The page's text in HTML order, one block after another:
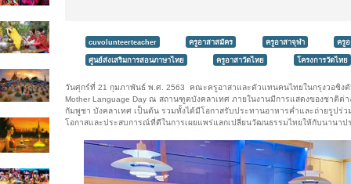
cuvolunteerteacher ครูอาสาสมัคร ครูอาสาจุฬา ครู
ศูนย์ส่งเสริมการสอนภาษาไทย ครูอาสาวัดไทย โครงการวัดไทย
วันศุกร์ที่ 21 กุมภาพันธ์ พ.ศ. 2563 คณะครูอาสาและตัวแทนคนไทยในกรุงวอชิง
Mother Language Day ณ สถานฑูตบังคลาเทศ ภายในงานมีการแสดงของชาติต่
กัมพูชา บังคลาเทศ เป็นต้น รวมทั้งได้มีโอกาสรับประทานอาหารค่ำและถ่ายรูปร่
โอกาสและประสบการณ์ที่ดีในการเผยแพร่แลกเปลี่ยนวัฒนธรรมไทยให้กับนานาป